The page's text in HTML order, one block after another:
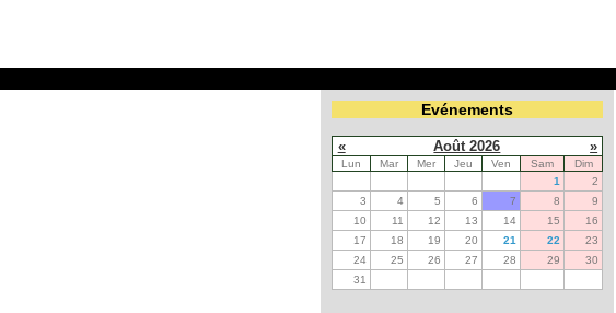
Evénements
« Août 2026 »
Lun Mar Mer Jeu Ven Sam
Dim
1
2
3
4 5 6 7 8
9
10
11 12 13 14 15
16
17
18 19 20 21 22
23
24
25 26 27 28 29
30
31